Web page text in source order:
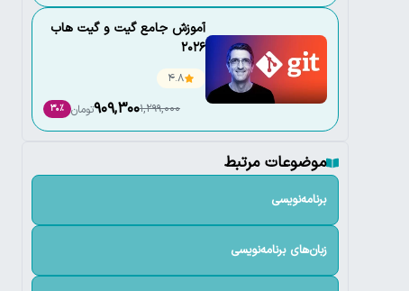
آموزش جامع گیت و گیت هاب
2026
4.8
1,299,000
909,300تومان 30٪
موضوعات مرتبط
برنامه‌نویسی
زبان‌های برنامه‌نویسی